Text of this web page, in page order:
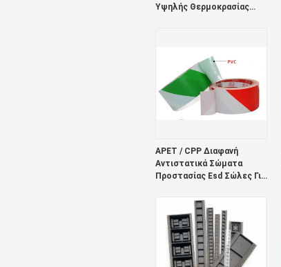
Υψηλής Θερμοκρασίας
APET / CPP Διαφανή
Αντιστατικά Σώματα
Προστασίας Esd Σώλες Για